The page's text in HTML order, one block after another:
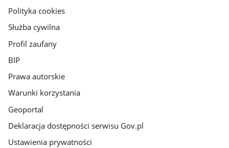
gov.pl
Polityka cookies
Służba cywilna
Profil zaufany
BIP
Prawa autorskie
Warunki korzystania
Geoportal
Deklaracja dostępności serwisu Gov.pl
Ustawienia prywatności